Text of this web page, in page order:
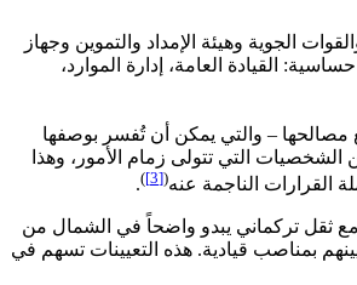
الجوية وهيئة الإمداد والتموين وجهاز
القيادة العامة، إدارة الموارد،
مصالحها – والتي يمكن أن تُفسر بوصفها
الشخصيات التي تتولى زمام الأمور، وهذا
القرارات الناجمة عنه(
[3]
)
.
ثقل تركماني يبدو واضحاً في الشمال من
في الجيش الوطني وتم تعيينهم بمناصب قيادية. هذه التعيينات تسهم في